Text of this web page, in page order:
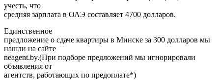
учесть, что
средняя зарплата в ОАЭ составляет 4700 долларов.
Единственное
предложение о сдаче квартиры в Минске за 300 долларов мы
нашли на сайте
neagent.by.(При подборе предложений мы игнорировали
объявления от
агентств, работающих по предоплате*)